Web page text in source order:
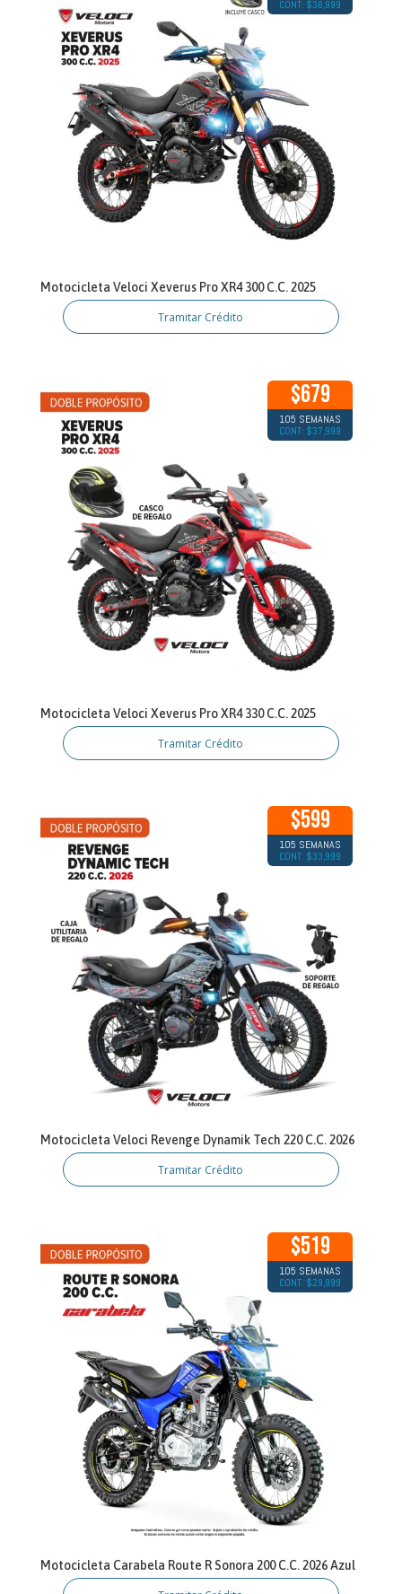
CONT: $36,999
Motocicleta Veloci Xeverus Pro XR4 300 C.C. 2025
Tramitar Crédito
$679
105 SEMANAS
CONT: $37,999
Motocicleta Veloci Xeverus Pro XR4 330 C.C. 2025
Tramitar Crédito
$599
105 SEMANAS
CONT: $33,999
Motocicleta Veloci Revenge Dynamik Tech 220 C.C. 2026
Tramitar Crédito
$519
105 SEMANAS
CONT: $29,999
Motocicleta Carabela Route R Sonora 200 C.C. 2026 Azul